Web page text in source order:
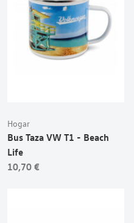
Hogar
Bus Taza VW T1 - Beach
Life
10,70 €